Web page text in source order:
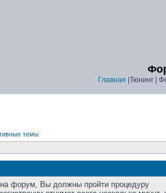
Главная |Тюнинг |
темы
форум, Вы должны пройти процедуру